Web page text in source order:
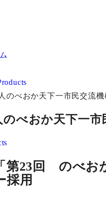
のべおか天下一市民交流機
のべおか天下一市
第23回 のべお
採用